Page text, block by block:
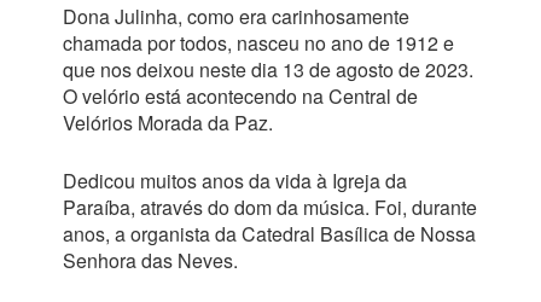
Dona Julinha, como era carinhosamente
chamada por todos, nasceu no ano de 1912 e
que nos deixou neste dia 13 de agosto de 2023.
O velório está acontecendo na Central de
Velórios Morada da Paz.
Dedicou muitos anos da vida à Igreja da
Paraíba, através do dom da música. Foi, durante
anos, a organista da Catedral Basílica de Nossa
Senhora das Neves.